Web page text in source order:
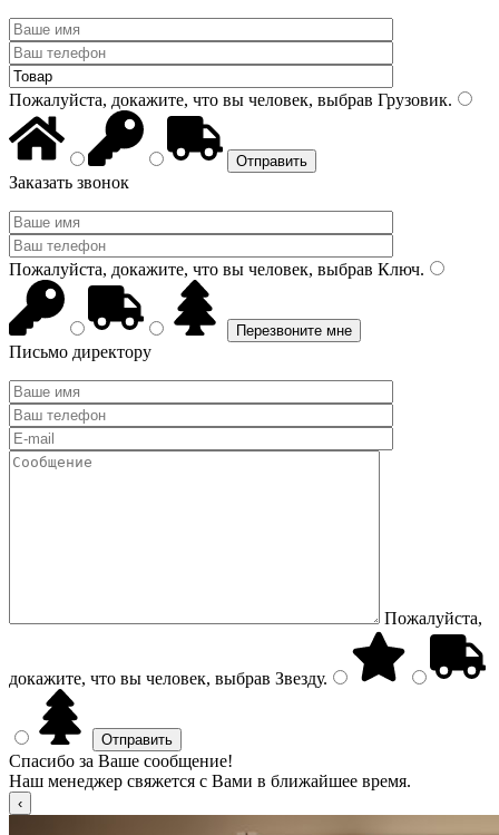
Пожалуйста, докажите, что вы человек, выбрав Грузовик.
Заказать звонок
Пожалуйста, докажите, что вы человек, выбрав Ключ.
Письмо директору
Пожалуйста,
докажите, что вы человек, выбрав Звезду.
Спасибо за Ваше сообщение!
Наш менеджер свяжется с Вами в ближайшее время.